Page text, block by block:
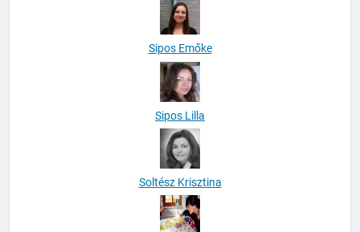
Sipos Emőke
Sipos Lilla
Soltész Krisztina